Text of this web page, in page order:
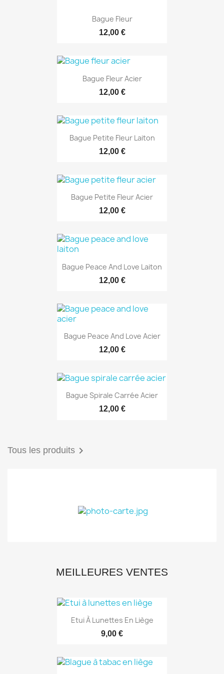
Bague Fleur
12,00 €
Bague Fleur Acier
12,00 €
Bague Petite Fleur Laiton
12,00 €
Bague Petite Fleur Acier
12,00 €
Bague Peace And Love Laiton
12,00 €
Bague Peace And Love Acier
12,00 €
Bague Spirale Carrée Acier
12,00 €
Tous les produits 
MEILLEURES VENTES
Etui À Lunettes En Liège
9,00 €